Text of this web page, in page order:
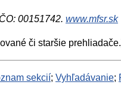
00151742. www.mfsr.sk
či staršie
sekcií; Vyhľadávanie;